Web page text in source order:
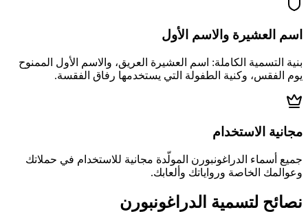
اسم العشيرة والاسم الأول
بنية التسمية الكاملة: اسم العشيرة العريق، والاسم الأول الممنوح
يوم الفقس، وكنية الطفولة التي يستخدمها رفاق الفقسة.
مجانية الاستخدام
جميع أسماء الدراغونبورن المولّدة مجانية للاستخدام في حملاتك
وعوالمك الخاصة ورواياتك وألعابك.
نصائح لتسمية الدراغونبورن